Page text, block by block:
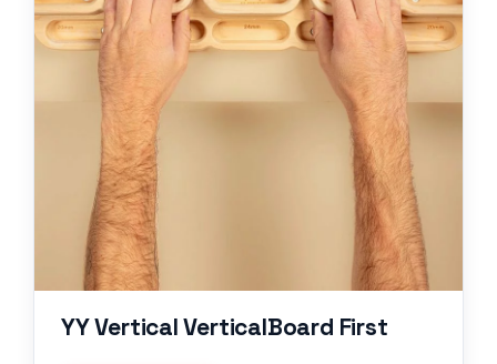
YY Vertical VerticalBoard First